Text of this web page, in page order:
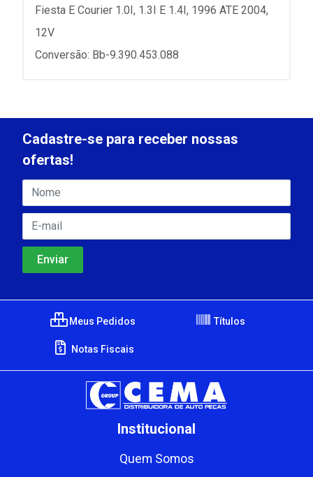
Fiesta E Courier 1.0I, 1.3I E 1.4I, 1996 ATE 2004,
12V
Conversão: Bb-9.390.453.088
Cadastre-se para receber nossas
ofertas!
Meus Pedidos Títulos
Notas Fiscais
Institucional
Quem Somos